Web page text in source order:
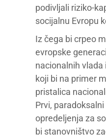
podivljali riziko-
socijalnu Evropu
Iz čega bi crpeo
evropske
nacionalnih
koji bi na primer
pristalica
Prvi,
opredeljenja za
bi stanovništvo